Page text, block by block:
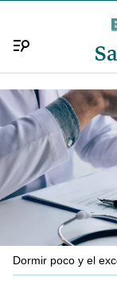
Dormir poco y el